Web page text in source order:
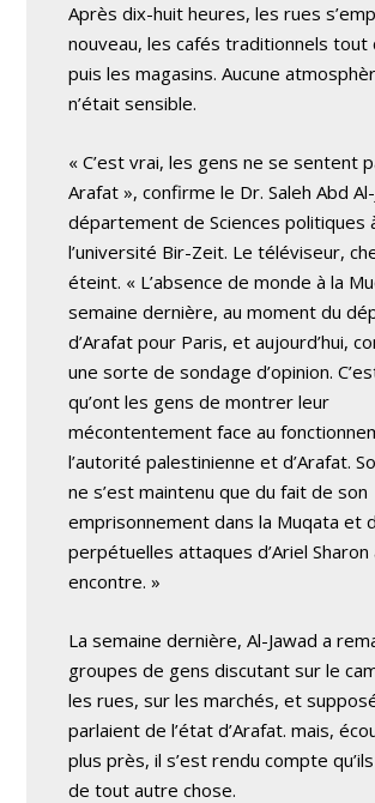
Après dix-huit heures, les rues
nouveau, les cafés traditionnels tout
puis les magasins. Aucune
n’était sensible.
« C’est vrai, les gens ne se sentent
Arafat », confirme le Dr. Saleh Abd
département de Sciences politiques
l’université Bir-Zeit. Le téléviseur,
éteint. « L’absence de monde à la
semaine dernière, au moment du
d’Arafat pour Paris, et aujourd’hui,
une sorte de sondage d’opinion.
qu’ont les gens de montrer leur
mécontentement face au
l’autorité palestinienne et d’Arafat.
ne s’est maintenu que du fait de son
emprisonnement dans la Muqata et
perpétuelles attaques d’Ariel Sharon
encontre. »
La semaine dernière, Al-Jawad a
groupes de gens discutant sur le
les rues, sur les marchés, et
parlaient de l’état d’Arafat. mais,
plus près, il s’est rendu compte
de tout autre chose.